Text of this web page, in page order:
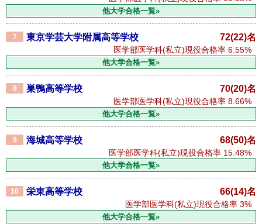
他大学合格一覧»
7 東京学芸大学附属高等学校 72(22)名
医学部医学科(私立)現役合格率 6.55%
他大学合格一覧»
8 巣鴨高等学校 70(20)名
医学部医学科(私立)現役合格率 8.66%
他大学合格一覧»
9 海城高等学校 68(50)名
医学部医学科(私立)現役合格率 15.48%
他大学合格一覧»
10 栄東高等学校 66(14)名
医学部医学科(私立)現役合格率 3%
他大学合格一覧»